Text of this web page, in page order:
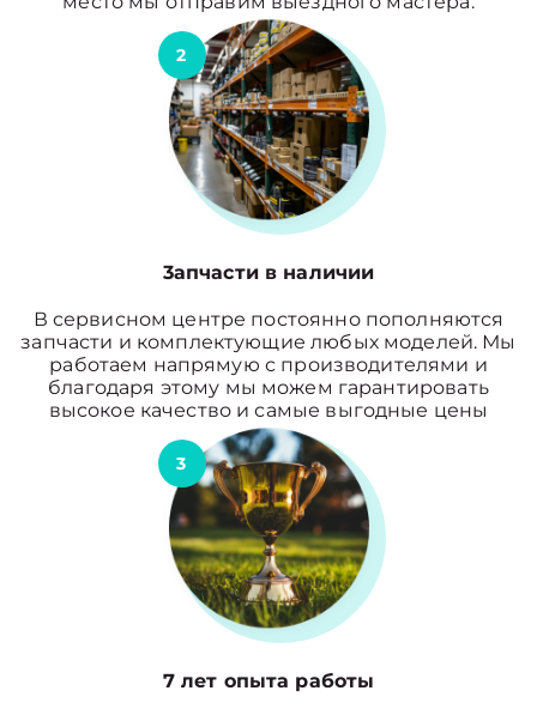
2
3апчасти в наличии
В сервисном центре постоянно пополняются
запчасти и комплектующие любых моделей. Мы
работаем напрямую с производителями и
благодаря этому мы можем гарантировать
высокое качество и самые выгодные цены
3
7 лет опыта работы